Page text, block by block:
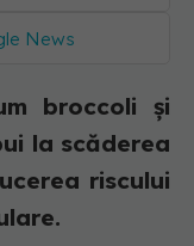
News
broccoli și
la scăderea
riscului